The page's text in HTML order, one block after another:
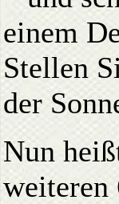
einem
Stellen
der
Nun
weiteren